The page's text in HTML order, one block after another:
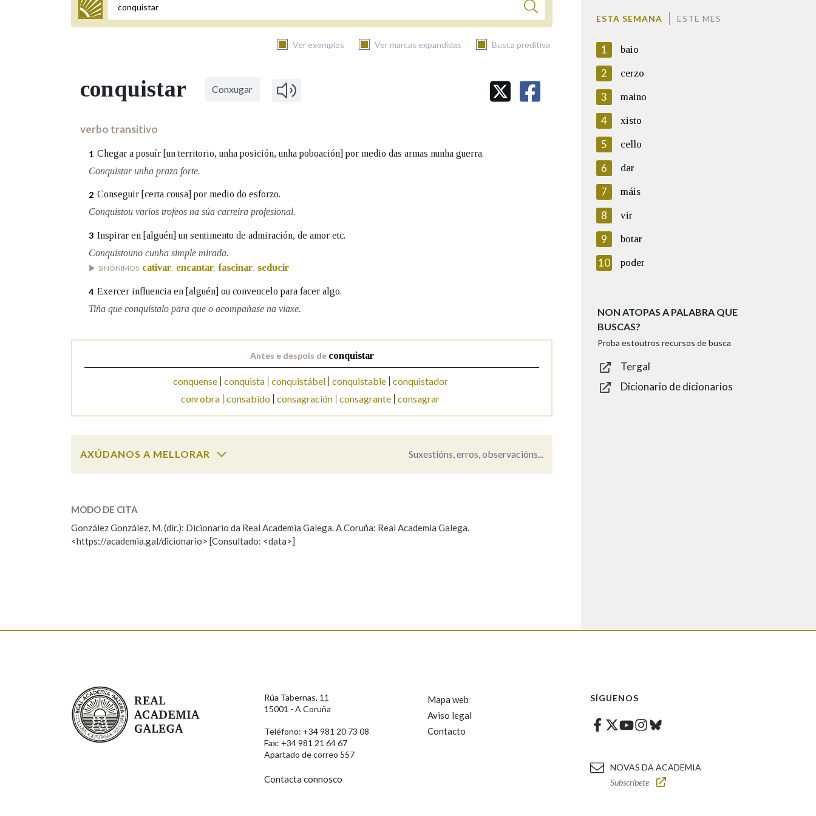
Termo a buscar
Ver exemplos Ver marcas expandidas Busca preditiva
BUSCAR NOS LEMAS
Remata por
Contén
OUTRAS OPCIÓNS DE BUSCA
Marcas gramaticais Pertence a
AXUDA NA BUSCA
conquistar Conxugar
verbo transitivo
1 Chegar a posuír [un territorio, unha posición, unha poboación] por medio das armas nunha guerra.
Conquistar unha praza forte.
2 Conseguir [certa cousa] por medio do esforzo.
Conquistou varios trofeos na súa carreira profesional.
3 Inspirar en [alguén] un sentimento de admiración, de amor etc.
Conquistouno cunha simple mirada.
SINÓNIMOS cativar encantar fascinar seducir
4 Exercer influencia en [alguén] ou convencelo para facer algo.
Tiña que conquistalo para que o acompañase na viaxe.
Antes e despois de conquistar
conquense conquista conquistábel conquistable
conquistador
conrobra consabido consagración consagrante consagrar
AXÚDANOS A MELLORAR Suxestións, erros, observacións...
ESCOLLE UNHA OPCIÓN:
Observación Hai un erro na palabra Propoño mellorar a definición
Comentario
MODO DE CITA
González González, M. (dir.): Dicionario da Real Academia Galega. A Coruña: Real Academia Galega.
<https://academia.gal/dicionario> [Consultado: <data>]
ESTA SEMANA ESTE MES
1 baio
2 cerzo
3 maino
4 xisto
5 cello
6 dar
7 máis
8 vir
9 botar
10 poder
NON ATOPAS A PALABRA QUE
BUSCAS?
Proba estoutros recursos de busca
Tergal
Dicionario de dicionarios
Real Academia Galega
Rúa Tabernas, 11
15001 - A Coruña
Teléfono: +34 981 20 73 08
Fax: +34 981 21 64 67
Apartado de correo 557
Contacta connosco
Mapa web
Aviso legal
Contacto
SÍGUENOS
Facebook
Twitter
Youtube
Instagram
Bluesky
NOVAS DA ACADEMIA
Subscríbete